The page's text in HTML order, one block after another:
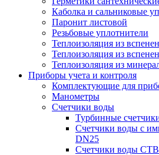
Каболка и сальниковые
Паронит листовой
Резьбовые уплотнители
Теплоизоляция из
Теплоизоляция из
Теплоизоляция из
Приборы учета и контроля
Комплектующие для
Манометры
Счетчики воды
Турбинные
Счетчики воды с
DN25
Счетчики воды